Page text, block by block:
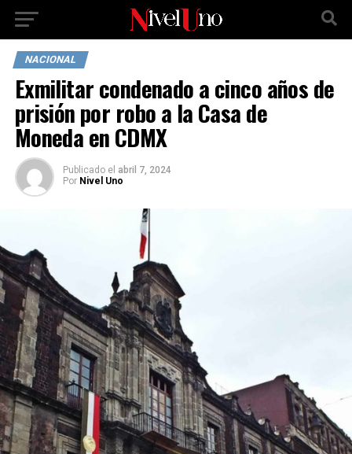
NACIONAL
Exmilitar condenado a cinco años de
prisión por robo a la Casa de
Moneda en CDMX
Publicado el abril 7, 2024
Por Nivel Uno